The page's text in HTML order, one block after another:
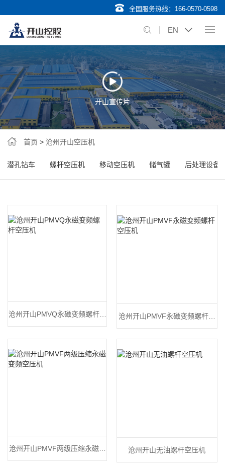
全国服务热线： 166-0570-0598
EN
开山宣传片
首页 > 沧州开山空压机
潜孔钻车 螺杆空压机 移动空压机 储气罐 后处理设备
沧州开山PMVQ永磁变频螺杆空
压机
沧州开山PMVF永磁变频螺杆空
压机
沧州开山PMVF两级压缩永磁变 沧州开山无油螺杆空压机